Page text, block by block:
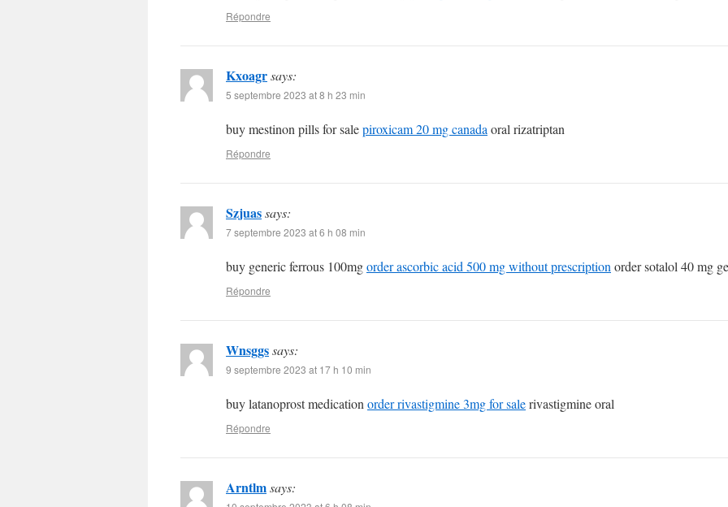
Répondre
Kxoagrsays:
5 septembre 2023 at 8 h 23 min
buy mestinon pills for salepiroxicam 20 mg canada oral rizatriptan
Répondre
Szjuassays:
7 septembre 2023 at 6 h 08 min
buy generic ferrous 100mgorder ascorbic acid 500 mg without prescription order sotalol 40 mg
Répondre
Wnsggssays:
9 septembre 2023 at 17 h 10 min
buy latanoprost medication order rivastigmine 3mg for salerivastigmine oral
Répondre
Arntlmsays: